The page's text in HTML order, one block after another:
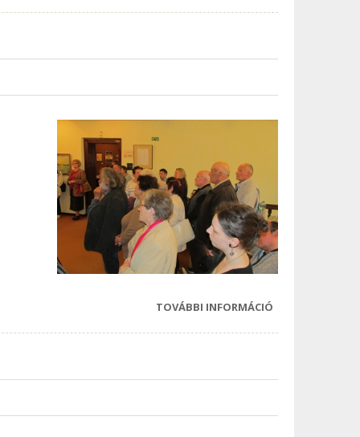
TARTALOMMAL
TOVÁBBI INFORMÁCIÓ
TARTALOMMAL